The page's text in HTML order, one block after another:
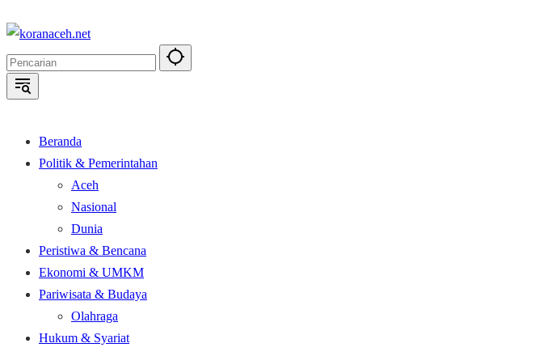
ke
konten
Beranda
Politik & Pemerintahan
Aceh
Nasional
Dunia
Peristiwa & Bencana
Ekonomi & UMKM
Pariwisata & Budaya
Olahraga
Hukum & Syariat